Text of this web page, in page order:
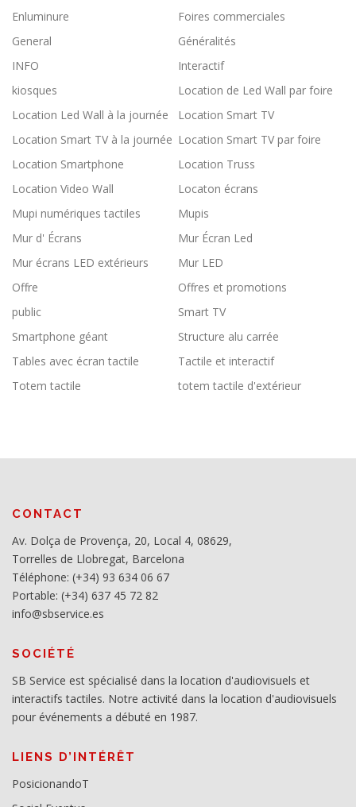
Enluminure
Foires commerciales
General
Généralités
INFO
Interactif
kiosques
Location de Led Wall par foire
Location Led Wall à la journée
Location Smart TV
Location Smart TV à la journée Location Smart TV par foire
Location Smartphone
Location Truss
Location Video Wall
Locaton écrans
Mupi numériques tactiles
Mupis
Mur d' Écrans
Mur Écran Led
Mur écrans LED extérieurs
Mur LED
Offre
Offres et promotions
public
Smart TV
Smartphone géant
Structure alu carrée
Tables avec écran tactile
Tactile et interactif
Totem tactile
totem tactile d'extérieur
CONTACT
Av. Dolça de Provença, 20, Local 4, 08629,
Torrelles de Llobregat, Barcelona
Téléphone: (+34) 93 634 06 67
Portable: (+34) 637 45 72 82
info@sbservice.es
SOCIÉTÉ
SB Service est spécialisé dans la location d'audiovisuels et
interactifs tactiles. Notre activité dans la location d'audiovisuels
pour événements a débuté en 1987.
LIENS D’INTÉRÊT
PosicionandoT